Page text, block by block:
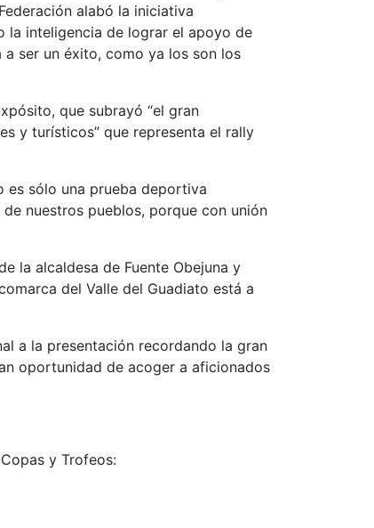
alabó la iniciativa
la inteligencia de lograr el apoyo de
a ser un éxito, como ya los son los
que subrayó “el gran
y turísticos” que representa el rally
es sólo una prueba deportiva
nuestros pueblos, porque con unión
la alcaldesa de Fuente Obejuna y
del Valle del Guadiato está a
a la presentación recordando la gran
oportunidad de acoger a aficionados
y Trofeos: